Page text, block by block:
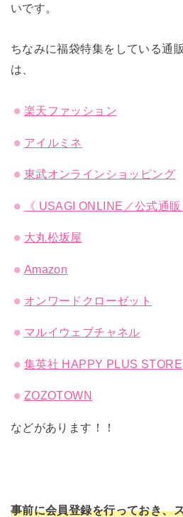
いです。
ちなみに福袋特集をしている通
は、
楽天ファッション
アイルミネ
東武オンラインショッピング
《 USAGI ONLINE／公式通販
大丸松坂屋
Amazon
オンワードクローゼット
マルイウェブチャネル
集英社 HAPPY PLUS STORE
ZOZOTOWN
などがあります！！
事前に会員登録を行っておき、